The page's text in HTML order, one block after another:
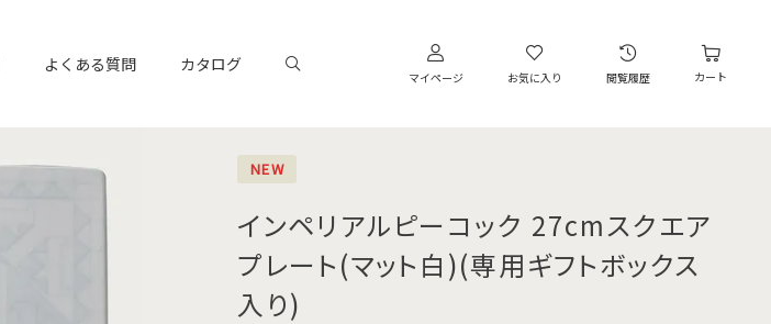
よくある質問 カタログ
マイページ お気に入り 閲覧履歴 カート
NEW
インペリアルピーコック 27cmスクエア
プレート(マット白)(専用ギフトボックス
入り)